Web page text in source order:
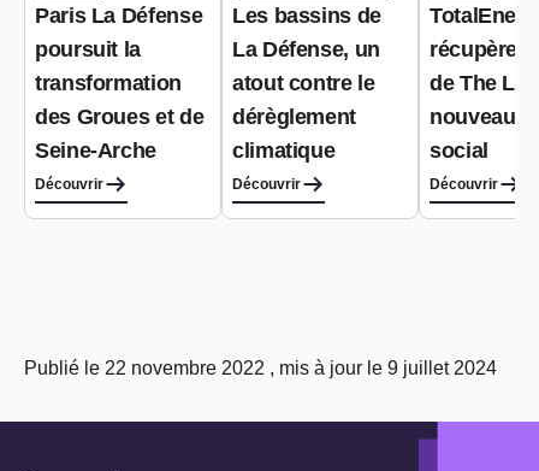
Paris La Défense
poursuit la
transformation
des Groues et de
Seine-Arche
Découvrir
Les bassins de
La Défense, un
atout contre le
dérèglement
climatique
Découvrir
récupère
de The
nouveau
social
Découvrir
Publié le 22 novembre 2022 , mis à jour le 9 juillet 2024